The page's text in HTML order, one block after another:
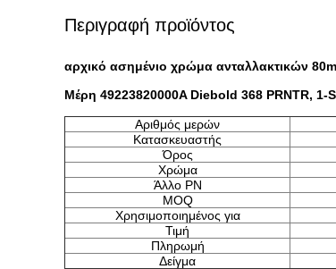
Περιγραφή προϊόντος
αρχικό ασημένιο χρώμα ανταλλακτικών
Μέρη 49223820000A Diebold 368 PRNTR, 1-
Αριθμός μερών
Κατασκευαστής
Όρος
Χρώμα
Άλλο PN
MOQ
Χρησιμοποιημένος για
Τιμή
Πληρωμή
Δείγμα